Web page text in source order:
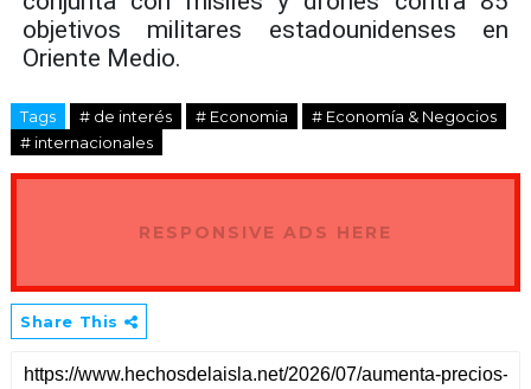
objetivos militares estadounidenses en
Oriente Medio.
Tags # de interés # Economia
# Economía & Negocios
# internacionales
RESPONSIVE ADS HERE
Share This